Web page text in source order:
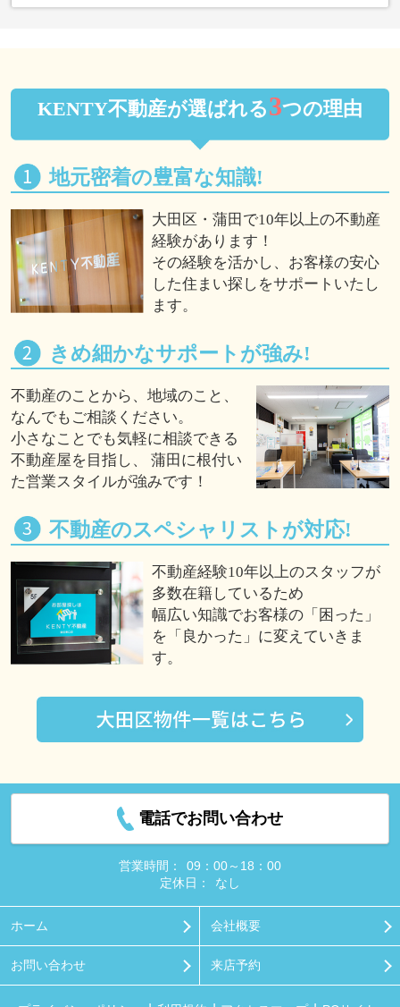
KENTY不動産が選ばれる3つの理由
地元密着の豊富な知識!
大田区・蒲田で10年以上の不動産
経験があります！
その経験を活かし、お客様の安心
した住まい探しをサポートいたし
ます。
きめ細かなサポートが強み!
不動産のことから、地域のこと、
なんでもご相談ください。
小さなことでも気軽に相談できる
不動産屋を目指し、 蒲田に根付い
た営業スタイルが強みです！
不動産のスペシャリストが対応!
不動産経験10年以上のスタッフが
多数在籍しているため
幅広い知識でお客様の「困った」
を「良かった」に変えていきま
す。
電話でお問い合わせ
営業時間：
09：00～18：00
定休日：
なし
ホーム 会社概要
お問い合わせ 来店予約